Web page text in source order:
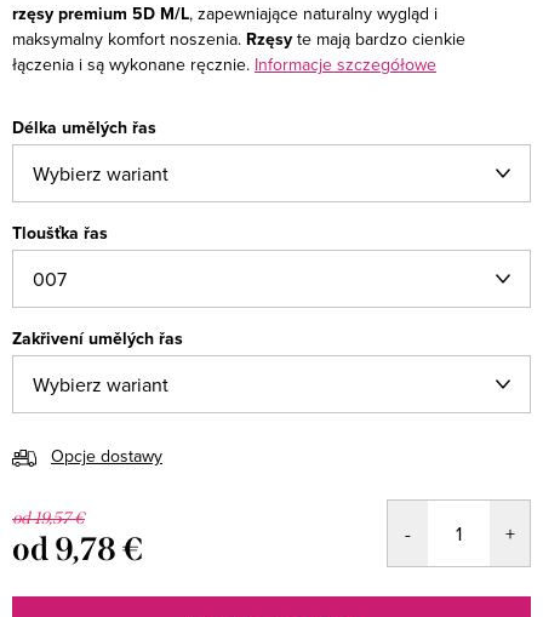
rzęsy premium 5D M/L, zapewniające naturalny wygląd i
maksymalny komfort noszenia. Rzęsy te mają bardzo cienkie
łączenia i są wykonane ręcznie. Informacje szczegółowe
Délka umělých řas
Tloušťka řas
Zakřivení umělých řas
Opcje dostawy
od 19,57 €
od9,78 €
jednostkowa: